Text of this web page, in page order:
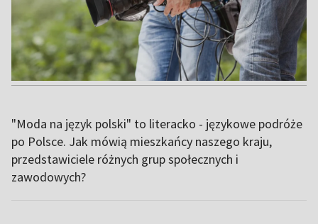
"Moda na język polski" to literacko - językowe podróże
po Polsce. Jak mówią mieszkańcy naszego kraju,
przedstawiciele różnych grup społecznych i
zawodowych?